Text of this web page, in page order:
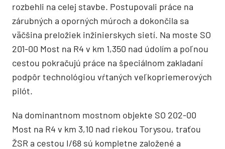
rozbehli na celej stavbe. Postupovali práce na
zárubných a oporných múroch a dokončila sa
väčšina preložiek inžinierskych sietí. Na moste SO
201-00 Most na R4 v km 1,350 nad údolím a poľnou
cestou pokračujú práce na špeciálnom zakladaní
podpôr technológiou vŕtaných veľkopriemerových
pilót.
Na dominantnom mostnom objekte SO 202-00
Most na R4 v km 3,10 nad riekou Torysou, traťou
ŽSR a cestou I/68 sú kompletne založené a